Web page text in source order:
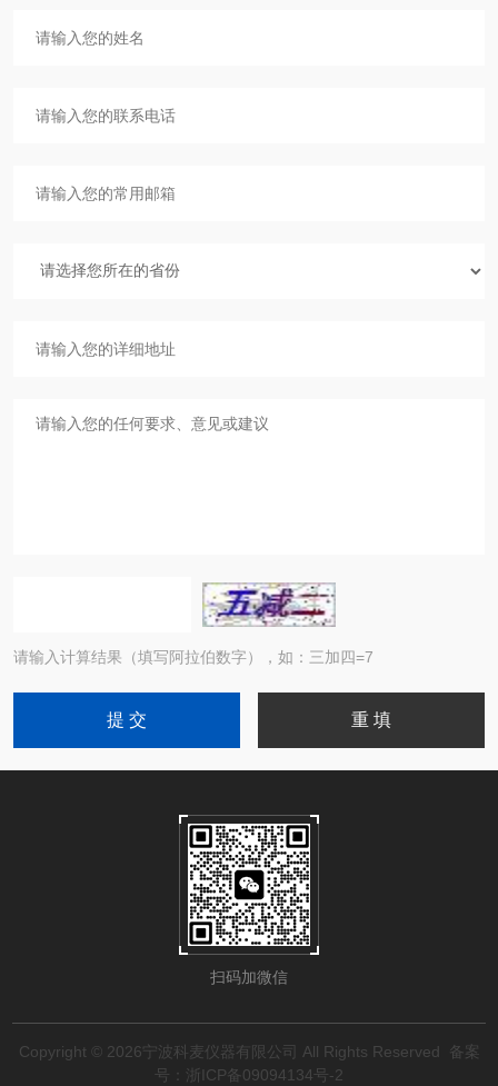
请输入计算结果（填写阿拉伯数字），如：三加四=7
扫码加微信
Copyright © 2026宁波科麦仪器有限公司 All Rights Reserved
备案
号：浙ICP备09094134号-2